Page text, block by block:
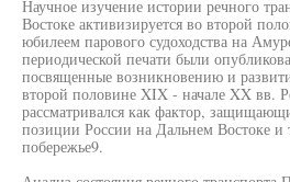
Научное изучение истории речного
Востоке активизируется во второй
юбилеем парового судоходства на
периодической печати были
посвященные возникновению и
второй половине XIX - начале XX вв.
рассматривался как фактор,
позиции России на Дальнем Востоке и
побережье9.